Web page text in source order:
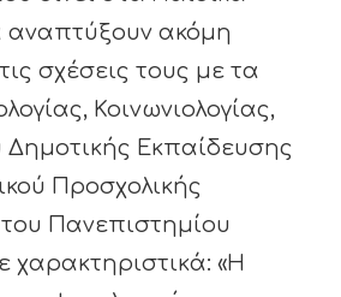
αναπτύξουν ακόμη
σχέσεις τους με τα
Κοινωνιολογίας,
Δημοτικής Εκπαίδευσης
Προσχολικής
Πανεπιστημίου
χαρακτηριστικά: «Η